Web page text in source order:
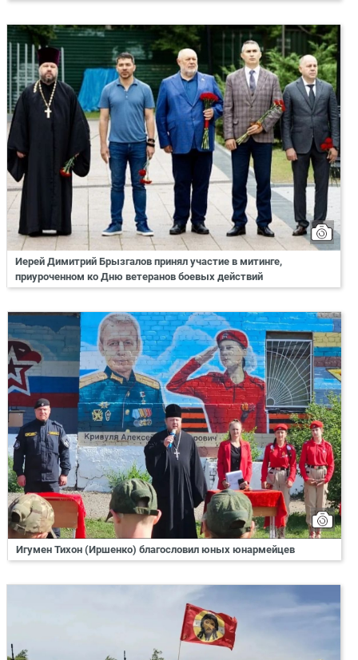
Иерей Димитрий Брызгалов принял участие в митинге,
приуроченном ко Дню ветеранов боевых действий
Игумен Тихон (Иршенко) благословил юных юнармейцев